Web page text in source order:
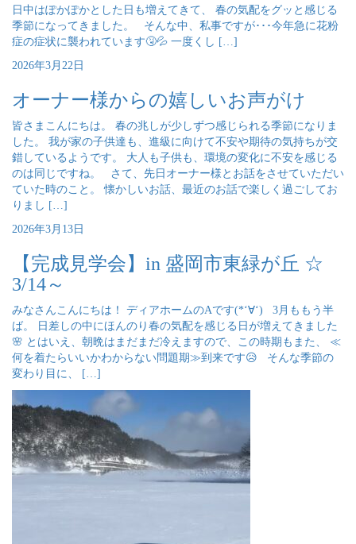
日中はぽかぽかとした日も増えてきて、 春の気配をグッと感じる
季節になってきました。 そんな中、私事ですが･･･今年急に花粉
症の症状に襲われています🤧💦 一度くし […]
2026年3月22日
オーナー様からの嬉しいお声がけ
皆さまこんにちは。 春の兆しが少しずつ感じられる季節になりま
した。 我が家の子供達も、進級に向けて不安や期待の気持ちが交
錯しているようです。 大人も子供も、環境の変化に不安を感じる
のは同じですね。 さて、先日オーナー様とお話をさせていただい
ていた時のこと。 懐かしいお話、最近のお話で楽しく過ごしてお
りまし […]
2026年3月13日
【完成見学会】in 盛岡市東緑が丘 ☆
3/14～
みなさんこんにちは！ ディアホームのAです(*‘∀‘) 3月ももう半
ば。 日差しの中にほんのり春の気配を感じる日が増えてきました
🌸 とはいえ、朝晩はまだまだ冷えますので、この時期もまた、 ≪
何を着たらいいかわからない問題期≫到来です😥 そんな季節の
変わり目に、 […]